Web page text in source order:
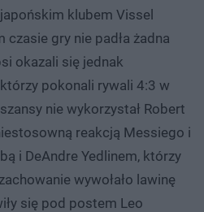
klubem Vissel
gry nie padła żadna
okazali się jednak
pokonali rywali 4:3 w
nie wykorzystał Robert
reakcją Messiego i
i DeAndre Yedlinem, którzy
wywołało lawinę
się pod postem Leo